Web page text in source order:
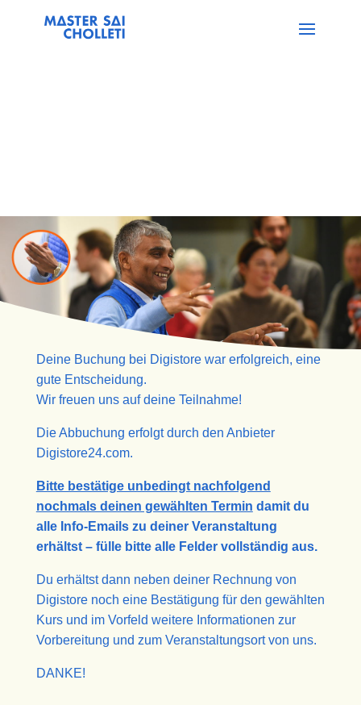
Deine Buchung bei Digistore war erfolgreich, eine
gute Entscheidung.
Wir freuen uns auf deine Teilnahme!
Die Abbuchung erfolgt durch den Anbieter
Digistore24.com.
Bitte bestätige unbedingt nachfolgend
nochmals deinen gewählten Termin damit du
alle Info-Emails zu deiner Veranstaltung
erhältst – fülle bitte alle Felder vollständig aus.
Du erhältst dann neben deiner Rechnung von
Digistore noch eine Bestätigung für den gewählten
Kurs und im Vorfeld weitere Informationen zur
Vorbereitung und zum Veranstaltungsort von uns.
DANKE!